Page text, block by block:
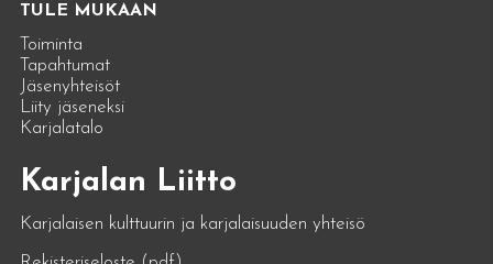
TULE MUKAAN
Toiminta
Tapahtumat
Jäsenyhteisöt
Liity jäseneksi
Karjalatalo
Karjalan Liitto
Karjalaisen kulttuurin ja karjalaisuuden yhteisö